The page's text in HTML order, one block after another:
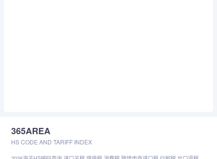
365AREA
HS CODE AND TARIFF INDEX